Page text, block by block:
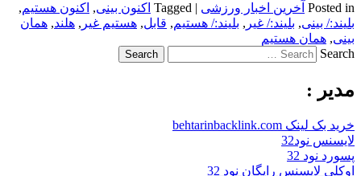
Posted in آخرین اخبار ورزشی |
Tagged اکنون بینی, اکنون هستیم,
بلیند:/ بینی, بلیند:/ غیر , بلیند:/ هستیم, قابل, هستیم غیر , هلند, همان
بینی, همان هستیم
Search
مدیر :
خرید بک لینک behtarinbacklink.com
لایسنس نود32
پسورد نود 32
اوکلی لایسنس رایگان نود 32